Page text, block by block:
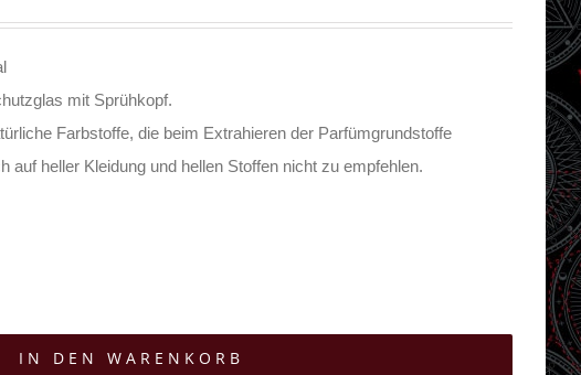
mit Sprühkopf.
Farbstoffe, die beim Extrahieren der Parfümgrundstoffe
auf heller Kleidung und hellen Stoffen nicht zu empfehlen.
IN DEN WARENKORB